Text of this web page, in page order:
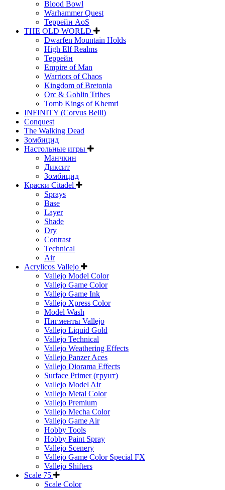
Blood Bowl
Warhammer Quest
Террейн AoS
THE OLD WORLD
Dwarfen Mountain Holds
High Elf Realms
Террейн
Empire of Man
Warriors of Chaos
Kingdom of Bretonia
Orc & Goblin Tribes
Tomb Kings of Khemri
INFINITY (Corvus Belli)
Conquest
The Walking Dead
Зомбицид
Настольные игры
Манчкин
Диксит
Зомбицид
Краски Citadel
Sprays
Base
Layer
Shade
Dry
Contrast
Technical
Air
Acrylicos Vallejo
Vallejo Model Color
Vallejo Game Color
Vallejo Game Ink
Vallejo Xpress Color
Model Wash
Пигменты Vallejo
Vallejo Liquid Gold
Vallejo Technical
Vallejo Weathering Effects
Vallejo Panzer Aces
Vallejo Diorama Effects
Surface Primer (грунт)
Vallejo Model Air
Vallejo Metal Color
Vallejo Premium
Vallejo Mecha Color
Vallejo Game Air
Hobby Tools
Hobby Paint Spray
Vallejo Scenery
Vallejo Game Color Special FX
Vallejo Shifters
Scale 75
Scale Color